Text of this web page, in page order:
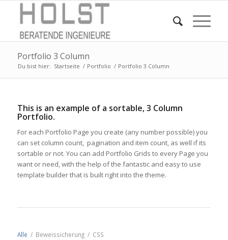
Portfolio 3 Column
Du bist hier: Startseite / Portfolio / Portfolio 3 Column
This is an example of a sortable, 3 Column
Portfolio.
For each Portfolio Page you create (any number possible) you
can set column count, pagination and item count, as well if its
sortable or not. You can add Portfolio Grids to every Page you
want or need, with the help of the fantastic and easy to use
template builder that is built right into the theme.
Alle / Beweissicherung / CSS